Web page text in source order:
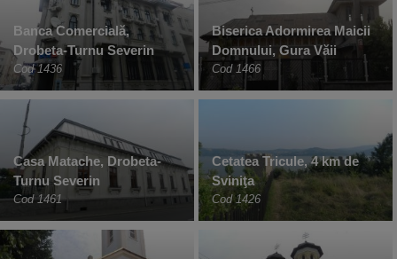
Banca Comercială,
Drobeta-Turnu Severin
Cod 1436
Biserica Adormirea Maicii
Domnului, Gura Văii
Cod 1466
Casa Matache, Drobeta-
Turnu Severin
Cod 1461
Cetatea Tricule, 4 km de
Sviniţa
Cod 1426